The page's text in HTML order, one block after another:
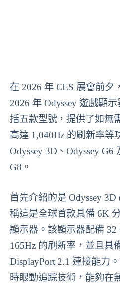
在 2026 年 CES 展會前夕
2026 年 Odyssey 遊戲顯
括五款型號，提供了如無
高達 1,040Hz 的刷新率等
Odyssey 3D、Odyssey G6
G8。
首先介紹的是 Odyssey 3D
稱這是全球首款具備 6K
顯示器。該顯示器配備
165Hz 的刷新率，並且具
DisplayPort 2.1 連接能力
時眼動追踪技術，能夠在